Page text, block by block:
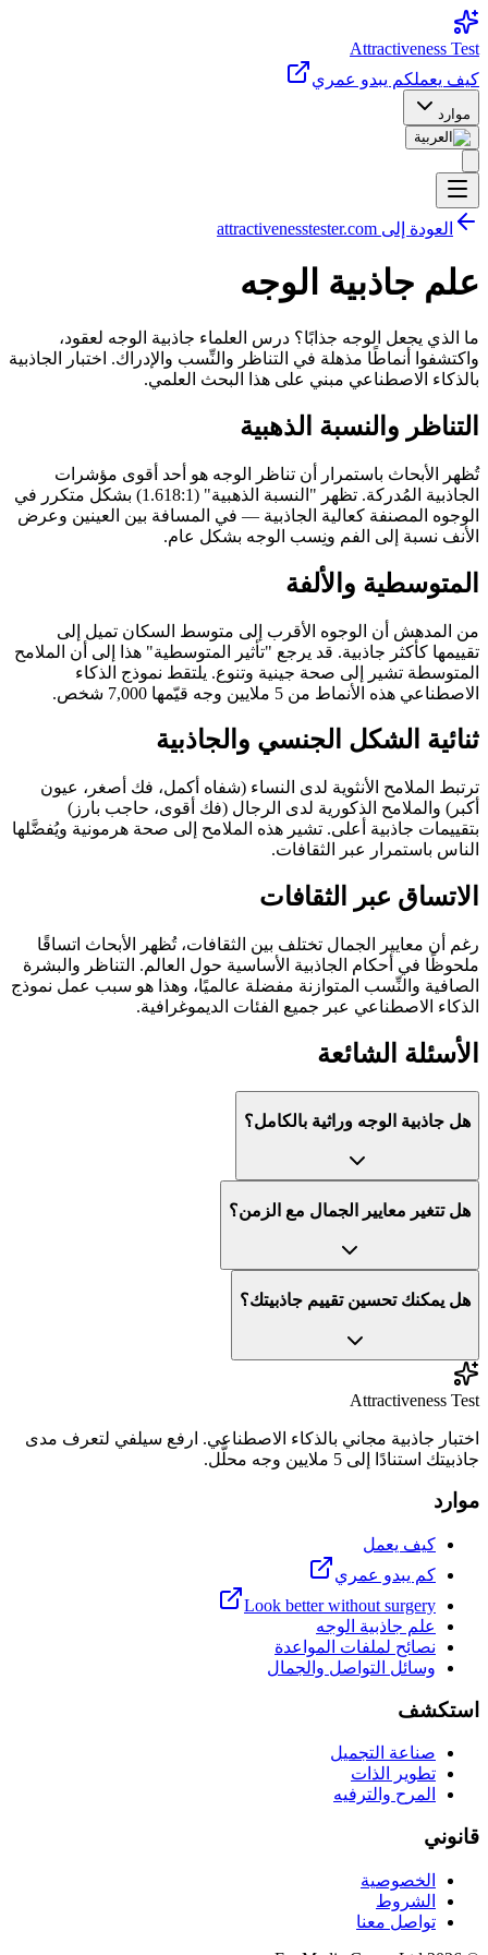
Attractiveness Test
كيف يعملكم يبدو عمري
موارد
العودة إلى attractivenesstester.com
علم جاذبية الوجه
ما الذي يجعل الوجه جذابًا؟ درس العلماء جاذبية الوجه لعقود،
واكتشفوا أنماطًا مذهلة في التناظر والنِّسب والإدراك. اختبار الجاذبية
بالذكاء الاصطناعي مبني على هذا البحث العلمي.
التناظر والنسبة الذهبية
تُظهر الأبحاث باستمرار أن تناظر الوجه هو أحد أقوى مؤشرات
الجاذبية المُدركة. تظهر "النسبة الذهبية" (1.618:1) بشكل متكرر في
الوجوه المصنفة كعالية الجاذبية — في المسافة بين العينين وعرض
الأنف نسبة إلى الفم ونِسب الوجه بشكل عام.
المتوسطية والألفة
من المدهش أن الوجوه الأقرب إلى متوسط السكان تميل إلى
تقييمها كأكثر جاذبية. قد يرجع "تأثير المتوسطية" هذا إلى أن الملامح
المتوسطة تشير إلى صحة جينية وتنوع. يلتقط نموذج الذكاء
الاصطناعي هذه الأنماط من 5 ملايين وجه قيّمها 7,000 شخص.
ثنائية الشكل الجنسي والجاذبية
ترتبط الملامح الأنثوية لدى النساء (شفاه أكمل، فك أصغر، عيون
أكبر) والملامح الذكورية لدى الرجال (فك أقوى، حاجب بارز)
بتقييمات جاذبية أعلى. تشير هذه الملامح إلى صحة هرمونية ويُفضَّلها
الناس باستمرار عبر الثقافات.
الاتساق عبر الثقافات
رغم أن معايير الجمال تختلف بين الثقافات، تُظهر الأبحاث اتساقًا
ملحوظًا في أحكام الجاذبية الأساسية حول العالم. التناظر والبشرة
الصافية والنِّسب المتوازنة مفضلة عالميًا، وهذا هو سبب عمل نموذج
الذكاء الاصطناعي عبر جميع الفئات الديموغرافية.
الأسئلة الشائعة
هل جاذبية الوجه وراثية بالكامل؟
هل تتغير معايير الجمال مع الزمن؟
هل يمكنك تحسين تقييم جاذبيتك؟
Attractiveness Test
اختبار جاذبية مجاني بالذكاء الاصطناعي. ارفع سيلفي لتعرف مدى
جاذبيتك استنادًا إلى 5 ملايين وجه محلَّل.
موارد
كيف يعمل
كم يبدو عمري
Look better without surgery
علم جاذبية الوجه
نصائح لملفات المواعدة
وسائل التواصل والجمال
استكشف
صناعة التجميل
تطوير الذات
المرح والترفيه
قانوني
الخصوصية
الشروط
تواصل معنا